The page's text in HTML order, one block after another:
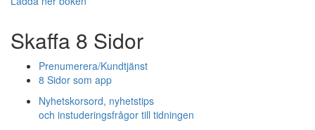
Skaffa 8 Sidor
Prenumerera/Kundtjänst
8 Sidor som app
Nyhetskorsord, nyhetstips
och instuderingsfrågor till tidningen